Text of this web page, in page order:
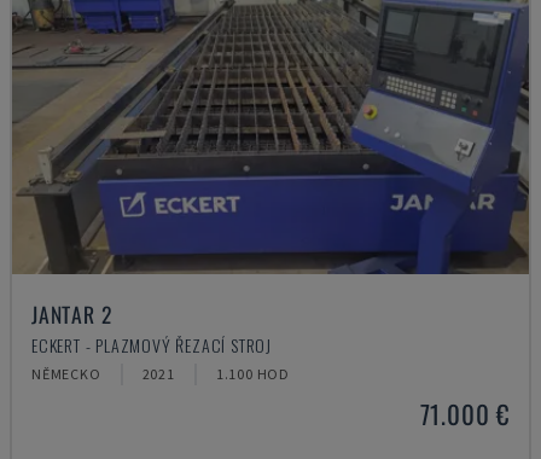
JANTAR 2
ECKERT - PLAZMOVÝ ŘEZACÍ STROJ
NĚMECKO 2021 1.100 HOD
71.000 €